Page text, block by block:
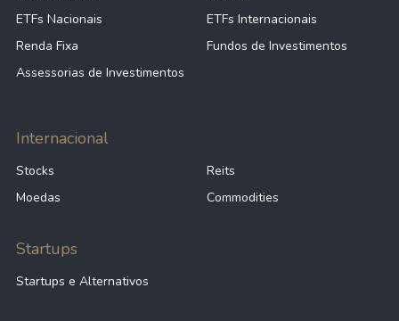
ETFs Nacionais
ETFs Internacionais
Renda Fixa
Fundos de Investimentos
Assessorias de Investimentos
Internacional
Stocks
Reits
Moedas
Commodities
Startups
Startups e Alternativos